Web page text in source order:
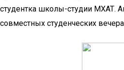
студентка школы-студии МХАТ.
совместных студенческих